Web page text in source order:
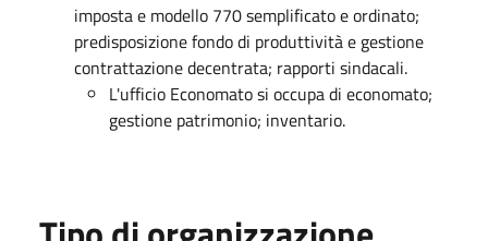
imposta e modello 770 semplificato e ordinato;
predisposizione fondo di produttività e gestione
contrattazione decentrata; rapporti sindacali.
L'ufficio Economato si occupa di economato;
gestione patrimonio; inventario.